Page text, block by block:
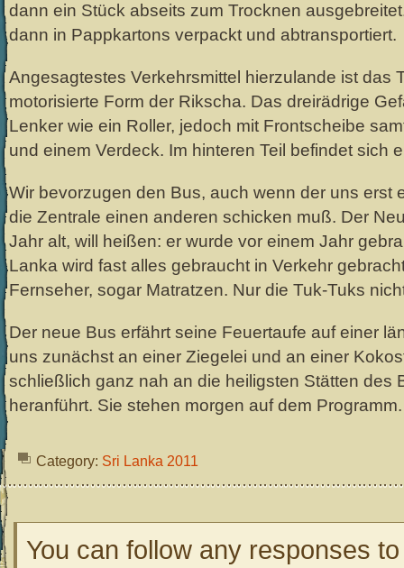
dann ein Stück abseits zum Trocknen
dann in Pappkartons verpackt und abtransportiert.
Angesagtestes Verkehrsmittel hierzulande ist das
motorisierte Form der Rikscha. Das dreirädrige
Lenker wie ein Roller, jedoch mit Frontscheibe
und einem Verdeck. Im hinteren Teil befindet sich
Wir bevorzugen den Bus, auch wenn der uns erst
die Zentrale einen anderen schicken muß. Der
Jahr alt, will heißen: er wurde vor einem Jahr
Lanka wird fast alles gebraucht in Verkehr
Fernseher, sogar Matratzen. Nur die Tuk-Tuks
Der neue Bus erfährt seine Feuertaufe auf einer
uns zunächst an einer Ziegelei und an einer
schließlich ganz nah an die heiligsten Stätten des
heranführt. Sie stehen morgen auf dem Programm.
Category: Sri Lanka 2011
You can follow any responses